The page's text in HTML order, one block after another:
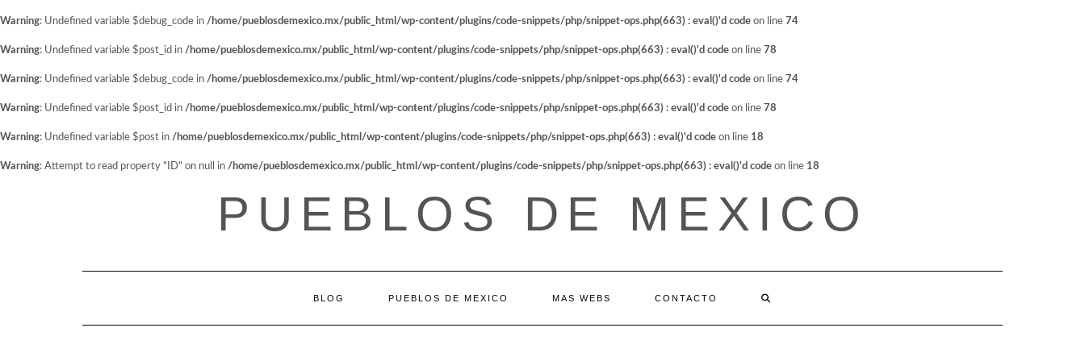
Warning: Undefined variable $debug_code in /home/pueblosdemexico.mx/public_html/wp-content/plugins/code-snippets/php/snippet-ops.php(663) : eval()'d code on line 74
Warning: Undefined variable $post_id in /home/pueblosdemexico.mx/public_html/wp-content/plugins/code-snippets/php/snippet-ops.php(663) : eval()'d code on line 78
Warning: Undefined variable $debug_code in /home/pueblosdemexico.mx/public_html/wp-content/plugins/code-snippets/php/snippet-ops.php(663) : eval()'d code on line 74
Warning: Undefined variable $post_id in /home/pueblosdemexico.mx/public_html/wp-content/plugins/code-snippets/php/snippet-ops.php(663) : eval()'d code on line 78
Warning: Undefined variable $post in /home/pueblosdemexico.mx/public_html/wp-content/plugins/code-snippets/php/snippet-ops.php(663) : eval()'d code on line 18
Warning: Attempt to read property "ID" on null in /home/pueblosdemexico.mx/public_html/wp-content/plugins/code-snippets/php/snippet-ops.php(663) : eval()'d code on line 18
PUEBLOS DE MEXICO
BLOG PUEBLOS DE MEXICO MAS WEBS CONTACTO